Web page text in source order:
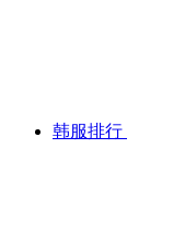
韩服排行